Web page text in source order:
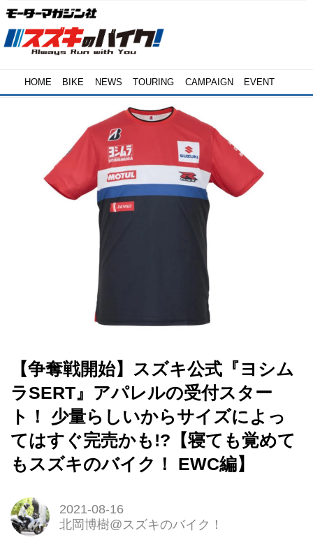
HOME BIKE NEWS TOURING CAMPAIGN EVENT
【争奪戦開始】スズキ公式『ヨシム
ラSERT』アパレルの受付スター
ト！ 少量らしいからサイズによっ
てはすぐ完売かも!?【寝ても覚めて
もスズキのバイク！ EWC編】
2021-08-16
北岡博樹@スズキのバイク！